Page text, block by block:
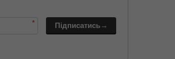
* Підписатись→